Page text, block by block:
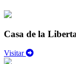
Casa de la
Visitar